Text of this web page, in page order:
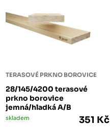
TERASOVÉ PRKNO BOROVICE
28/145/4200 terasové
prkno borovice
jemná/hladká A/B
skladem 351 Kč